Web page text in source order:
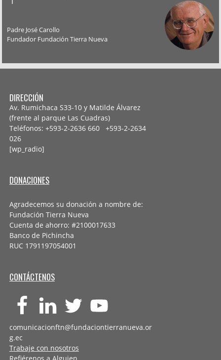
Padre José Carollo
Fundador Fundación Tierra Nueva
DIRECCIÓN
Av. Rumichaca S33-10 y Matilde Álvarez
(frente al parque Las Cuadras)
Teléfonos: +593-2-2636 660 +593-2-2634
026
[wp_radio]
DONACIONES
Agradecemos su donación a nombre de:
Fundación Tierra Nueva
Cuenta de ahorro: #2100017633
Banco de Pichincha
RUC 1791197054001
CONTÁCTENOS
comunicacionftn@fundaciontierranueva.or
g.ec
Trabaje con nosotros